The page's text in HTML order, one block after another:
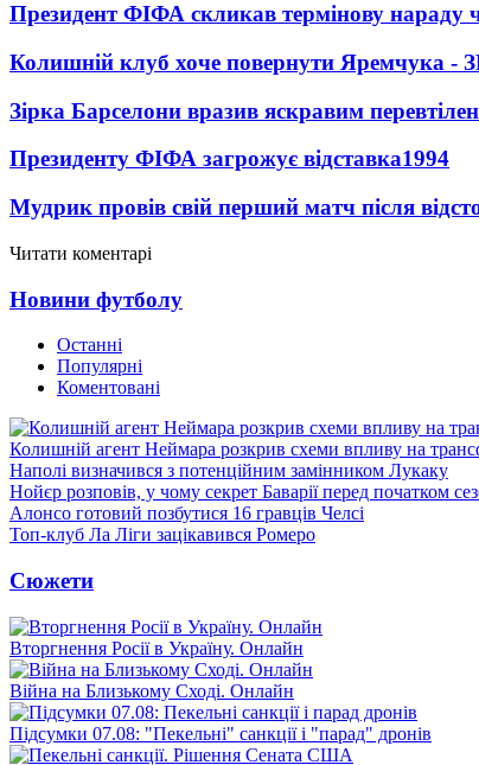
Президент ФІФА скликав термінову нараду
Колишній клуб хоче повернути Яремчука -
Зірка Барселони вразив яскравим
Президенту ФІФА загрожує відставка1994
Мудрик провів свій перший матч після
Читати коментарі
Новини футболу
Останні
Популярні
Коментовані
Колишній агент Неймара розкрив схеми впливу на
Наполі визначився з потенційним замінником Лукаку
Нойєр розповів, у чому секрет Баварії перед початком
Алонсо готовий позбутися 16 гравців Челсі
Топ-клуб Ла Ліги зацікавився Ромеро
Сюжети
Вторгнення Росії в Україну. Онлайн
Війна на Близькому Сході. Онлайн
Підсумки 07.08: "Пекельні" санкції і "парад" дронів